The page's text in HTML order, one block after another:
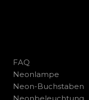
FAQ
Neonlampe
Neon-Buchstaben